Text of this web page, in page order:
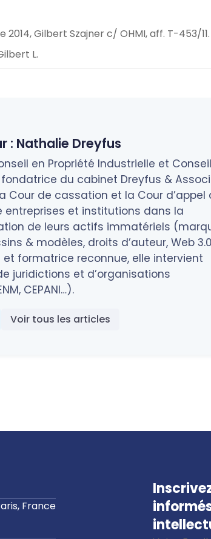
2014, Gilbert Szajner c/ OHMI, aff. T-453/11.
L.
: Nathalie Dreyfus
en Propriété Industrielle et Conseil
du cabinet Dreyfus &
Cour de cassation et la Cour d’appel
entreprises et institutions dans la
de leurs actifs immatériels
& modèles, droits d’auteur, Web
formatrice reconnue, elle intervient
juridictions et d’organisations
CEPANI…).
Voir tous les articles
France